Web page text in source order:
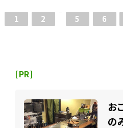
1 2 5 6
[PR]
お
の